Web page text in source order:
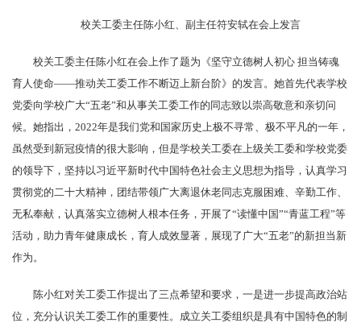
校关工委主任陈小红、副主任符安轼在会上发言
校关工委主任陈小红在会上作了题为《坚守立德树人初心 担当铸魂
育人使命——推动关工委工作不断迈上新台阶》的发言。她首先代表学校
党委向学校广大“五老”和从事关工委工作的同志致以崇高敬意和亲切问
候。她指出，2022年是我们党和国家历史上极不寻常、极不平凡的一年，
虽然受到新冠疫情的很大影响，但是学校关工委在上级关工委和学校党委
的领导下，坚持以习近平新时代中国特色社会主义思想为指导，认真学习
贯彻党的二十大精神，团结带领广大离退休老同志克服困难、辛勤工作、
无私奉献，认真落实立德树人根本任务，开展了“读懂中国”“青蓝工程”等
活动，助力青年健康成长，育人成效显著，展现了广大“五老”的新担当新
作为。
陈小红对关工委工作提出了三点希望和要求，一是进一步提高政治站
位，充分认识关工委工作的重要性。成立关工委组织是具有中国特色的制